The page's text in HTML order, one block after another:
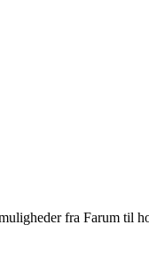
fra Farum til